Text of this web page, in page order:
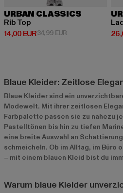
URBAN CLASSICS
Rib Top
14,00 EUR
Derzeitiger Preis: 14,00 EUR
34,99 EURAktionspreis:
Blaue Kleider: Zeitlose
Blaue Kleider sind ein
Modewelt. Mit ihrer zeitlosen
Farbpalette passen sie zu nahezu
Pastelltönen bis hin zu tiefen
eine breite Auswahl an
schmeicheln. Ob im Alltag, im Büro
– mit einem blauen Kleid bist du
Warum blaue Kleider